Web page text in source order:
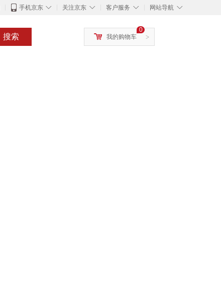
◇
手机京东 ◇
关注京东 ◇
客户服务 ◇
网站导航
搜索 >
0
我的购物车